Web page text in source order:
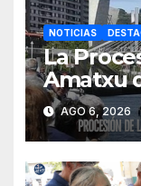
NOTICIAS
La
Amatxu
la ría el
AGO 6, 2026